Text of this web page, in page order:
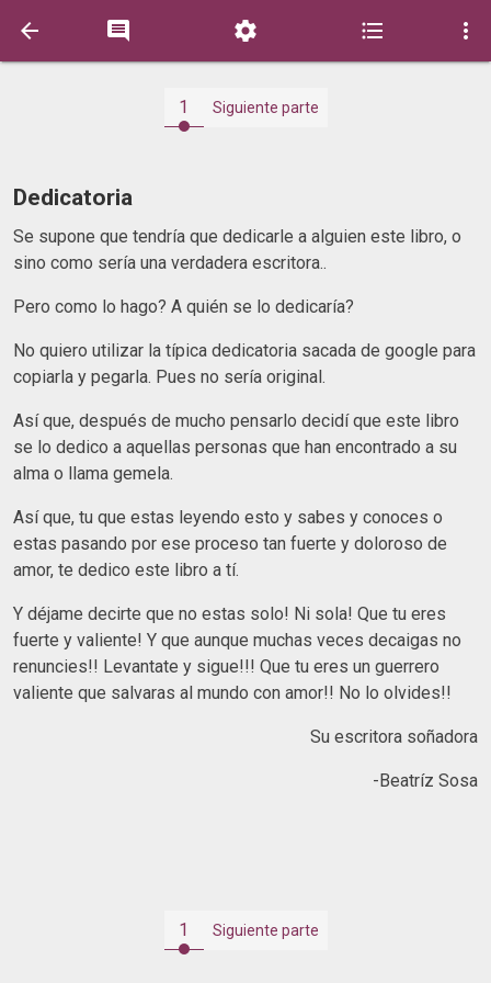
    
1 Siguiente parte
Dedicatoria
Se supone que tendría que dedicarle a alguien este libro, o
sino como sería una verdadera escritora..
Pero como lo hago? A quién se lo dedicaría?
No quiero utilizar la típica dedicatoria sacada de google para
copiarla y pegarla. Pues no sería original.
Así que, después de mucho pensarlo decidí que este libro
se lo dedico a aquellas personas que han encontrado a su
alma o llama gemela.
Así que, tu que estas leyendo esto y sabes y conoces o
estas pasando por ese proceso tan fuerte y doloroso de
amor, te dedico este libro a tí.
Y déjame decirte que no estas solo! Ni sola! Que tu eres
fuerte y valiente! Y que aunque muchas veces decaigas no
renuncies!! Levantate y sigue!!! Que tu eres un guerrero
valiente que salvaras al mundo con amor!! No lo olvides!!
Su escritora soñadora
-Beatríz Sosa
1 Siguiente parte